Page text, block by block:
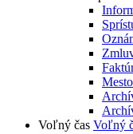
Voľný čas Voľný